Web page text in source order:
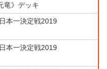
竜》デッキ
本一決定戦2019
本一決定戦2019